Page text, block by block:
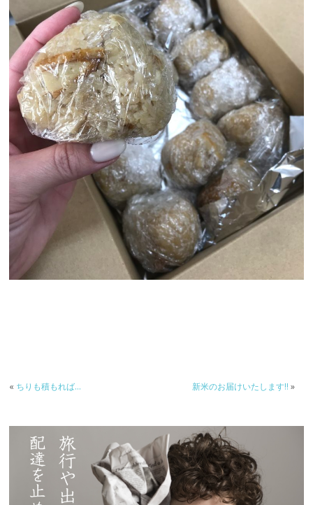
« ちりも積もれば… 新米のお届けいたします‼︎ »